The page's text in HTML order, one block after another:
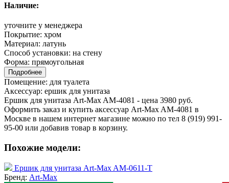
Наличие:
уточните у менеджера
Покрытие: хром
Материал: латунь
Способ установки: на стену
Форма: прямоугольная
Подробнее
Помещение: для туалета
Аксессуар: ершик для унитаза
Ершик для унитаза Art-Max AM-4081 - цена 3980 руб.
Оформить заказ и купить аксессуар Art-Max AM-4081 в
Москве в нашем интернет магазине можно по тел 8 (919) 991-
95-00 или добавив товар в корзину.
Похожие модели:
Ершик для унитаза Art-Max AM-0611-T
Бренд: Art-Max